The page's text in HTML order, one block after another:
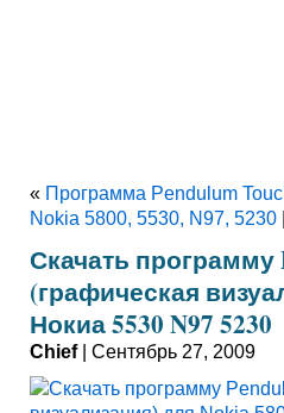
« Программа Pendulum
Nokia 5800, 5530, N97, 5230 |
Скачать программу
(графическая
Нокиа 5530 N97 5230
Chief| Сентябрь 27, 2009